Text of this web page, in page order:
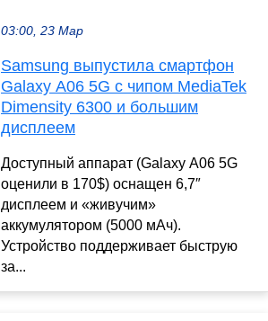
03:00, 23 Мар
Samsung выпустила смартфон
Galaxy A06 5G с чипом MediaTek
Dimensity 6300 и большим
дисплеем
Доступный аппарат (Galaxy A06 5G
оценили в 170$) оснащен 6,7″
дисплеем и «живучим»
аккумулятором (5000 мАч).
Устройство поддерживает быструю
за...